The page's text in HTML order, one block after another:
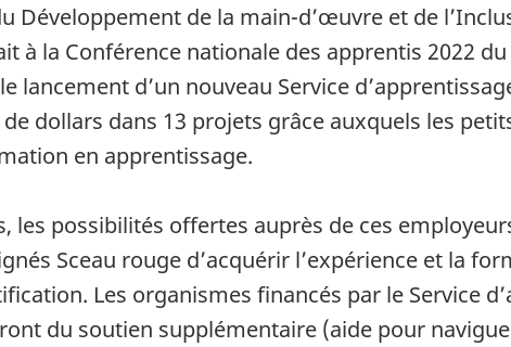
Développement de la main-d’œuvre et de
à la Conférence nationale des apprentis 2022
lancement d’un nouveau Service
dollars dans 13 projets grâce auxquels les
en apprentissage.
les possibilités offertes auprès de ces
Sceau rouge d’acquérir l’expérience et la
Les organismes financés par le Service
du soutien supplémentaire (aide pour